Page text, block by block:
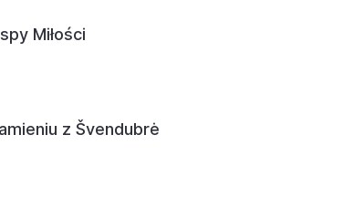
Miłości
z Švendubrė